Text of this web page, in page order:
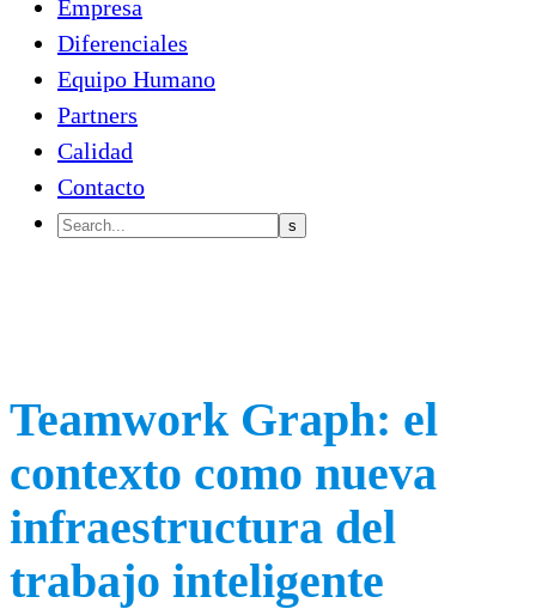
Empresa
Diferenciales
Equipo Humano
Partners
Calidad
Contacto
Teamwork Graph: el
contexto como nueva
infraestructura del
trabajo inteligente